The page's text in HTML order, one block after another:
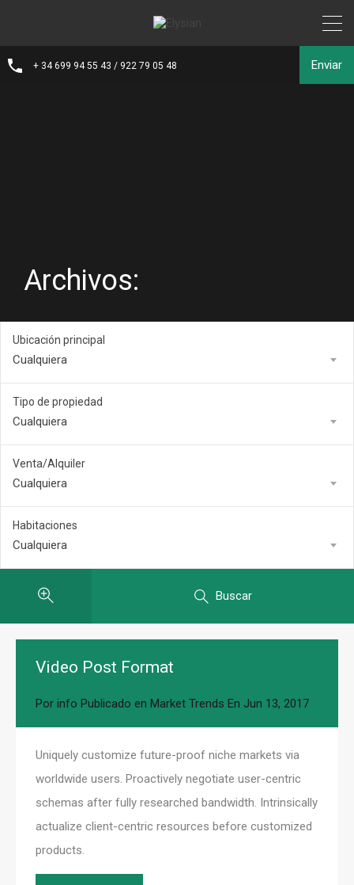
+ 34 699 94 55 43 / 922 79 05 48 Enviar
Archivos:
Ubicación principal
Cualquiera
Tipo de propiedad
Cualquiera
Venta/Alquiler
Cualquiera
Habitaciones
Cualquiera
Buscar
Video Post Format
Por info Publicado en Market Trends En Jun 13, 2017
Uniquely customize future-proof niche markets via
worldwide users. Proactively negotiate user-centric
schemas after fully researched bandwidth. Intrinsically
actualize client-centric resources before customized
products.